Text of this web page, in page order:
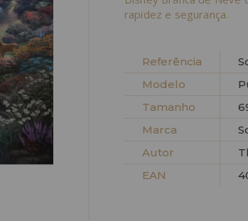
rapidez e segurança.
Referência
Modelo
Tamanho
Marca
Autor
EAN